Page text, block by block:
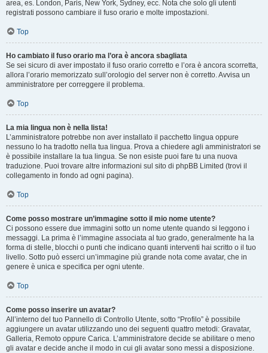
area, es. London, Paris, New York, Sydney, ecc. Nota che solo gli utenti
registrati possono cambiare il fuso orario e molte impostazioni.
Top
Ho cambiato il fuso orario ma l’ora è ancora sbagliata
Se sei sicuro di aver impostato il fuso orario corretto e l’ora è ancora scorretta,
allora l’orario memorizzato sull’orologio del server non è corretto. Avvisa un
amministratore per correggere il problema.
Top
La mia lingua non è nella lista!
L’amministratore potrebbe non aver installato il pacchetto lingua oppure
nessuno lo ha tradotto nella tua lingua. Prova a chiedere agli amministratori se
è possibile installare la tua lingua. Se non esiste puoi fare tu una nuova
traduzione. Puoi trovare altre informazioni sul sito di phpBB Limited (trovi il
collegamento in fondo ad ogni pagina).
Top
Come posso mostrare un’immagine sotto il mio nome utente?
Ci possono essere due immagini sotto un nome utente quando si leggono i
messaggi. La prima è l’immagine associata al tuo grado, generalmente ha la
forma di stelle, blocchi o punti che indicano quanti interventi hai scritto o il tuo
livello. Sotto può esserci un’immagine più grande nota come avatar, che in
genere è unica e specifica per ogni utente.
Top
Come posso inserire un avatar?
All’interno del tuo Pannello di Controllo Utente, sotto “Profilo” è possibile
aggiungere un avatar utilizzando uno dei seguenti quattro metodi: Gravatar,
Galleria, Remoto oppure Carica. L’amministratore decide se abilitare o meno
gli avatar e decide anche il modo in cui gli avatar sono messi a disposizione.